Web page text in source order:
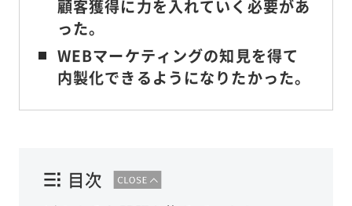
顧客獲得に力を入れていく必要があ
った。
WEBマーケティングの知見を得て
内製化できるようになりたかった。
目次